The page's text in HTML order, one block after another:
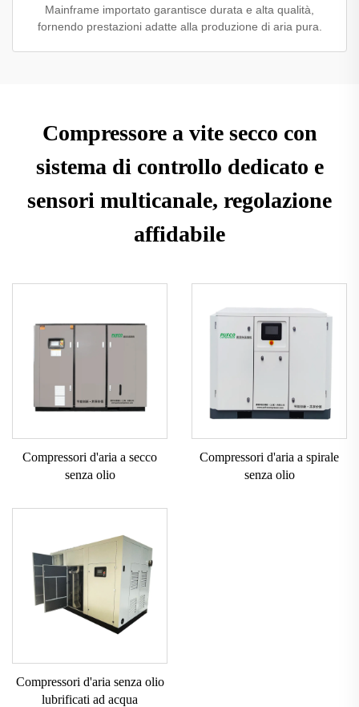
Mainframe importato garantisce durata e alta qualità,
fornendo prestazioni adatte alla produzione di aria pura.
Compressore a vite secco con
sistema di controllo dedicato e
sensori multicanale, regolazione
affidabile
Compressori d'aria a secco
senza olio
Compressori d'aria a spirale
senza olio
Compressori d'aria senza olio
lubrificati ad acqua